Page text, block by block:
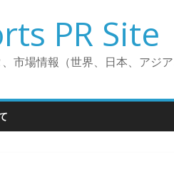
PR Site
市場情報（世界、日本、アジア